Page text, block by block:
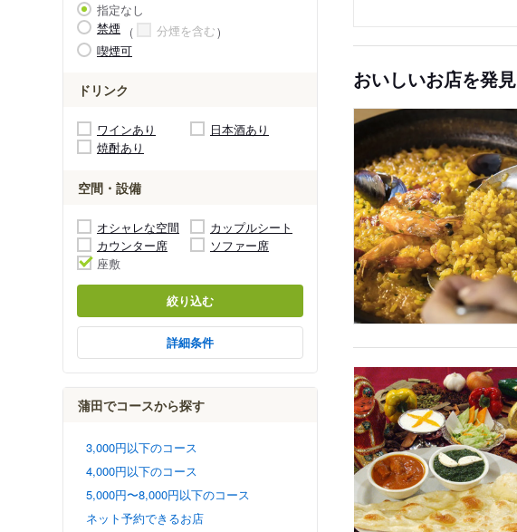
指定なし
禁煙
分煙を含む
喫煙可
ドリンク
ワインあり
日本酒あり
焼酎あり
空間・設備
オシャレな空間
カップルシート
カウンター席
ソファー席
座敷
絞り込む
詳細条件
蒲田でコースから探す
3,000円以下のコース
4,000円以下のコース
5,000円〜8,000円以下のコース
ネット予約できるお店
おいしいお店を発見